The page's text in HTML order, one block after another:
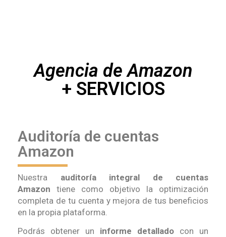
Agencia de Amazon
+ SERVICIOS
Auditoría de cuentas
Amazon
Nuestra auditoría integral de cuentas
Amazon tiene como objetivo la optimización
completa de tu cuenta y mejora de tus beneficios
en la propia plataforma.
Podrás obtener un informe detallado con un